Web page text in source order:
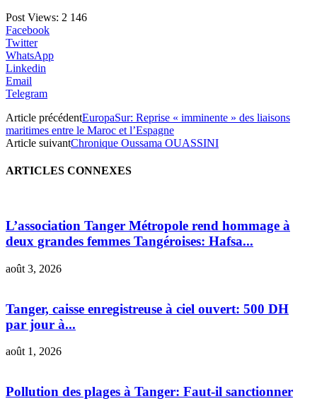
Post Views: 2 146
Facebook
Twitter
WhatsApp
Linkedin
Email
Telegram
Article précédentEuropaSur: Reprise « imminente » des liaisons
maritimes entre le Maroc et l’Espagne
Article suivantChronique Oussama OUASSINI
ARTICLES CONNEXES
L’association Tanger Métropole rend hommage à
deux grandes femmes Tangéroises: Hafsa...
août 3, 2026
Tanger, caisse enregistreuse à ciel ouvert: 500 DH
par jour à...
août 1, 2026
Pollution des plages à Tanger: Faut-il sanctionner